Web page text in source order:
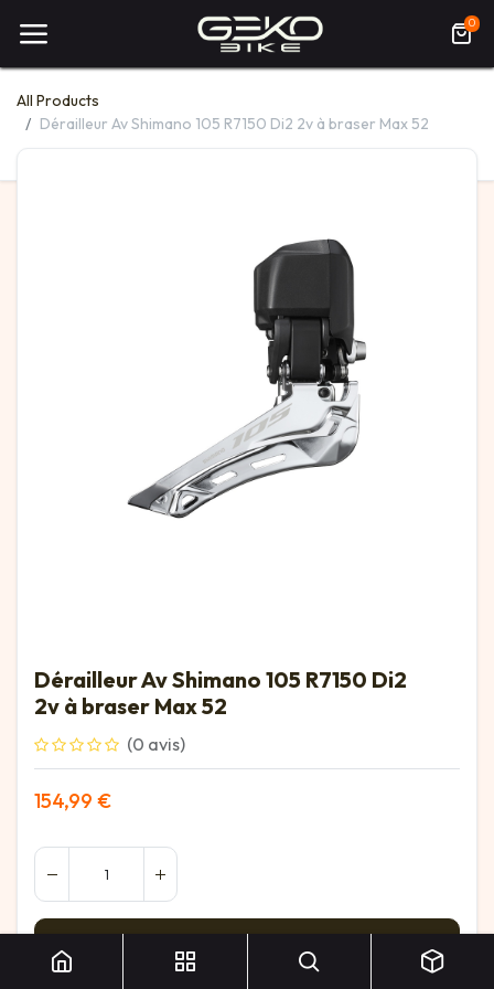
0
All Products
Dérailleur Av Shimano 105 R7150 Di2 2v à braser Max 52
Dérailleur Av Shimano 105 R7150 Di2
2v à braser Max 52
(0 avis)
154,99 €